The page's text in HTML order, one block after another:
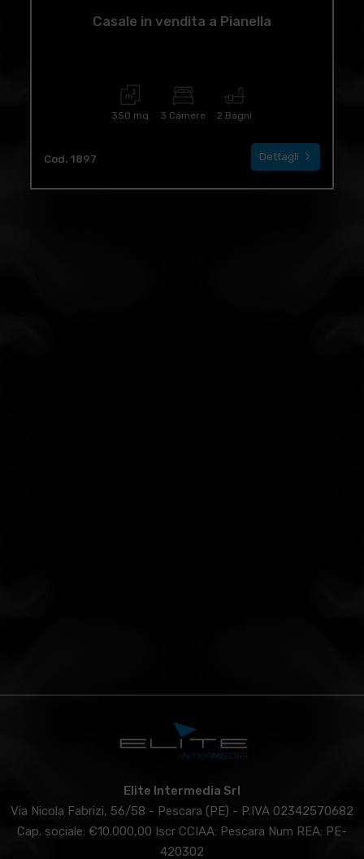
Casale in vendita a Pianella
350 mq 3 Camere 2 Bagni
Cod. 1897 Dettagli
Elite Intermedia Srl
Via Nicola Fabrizi, 56/58 - Pescara (PE) - P.IVA 02342570682
Cap. sociale: €10.000,00 Iscr CCIAA: Pescara Num REA: PE-
420302